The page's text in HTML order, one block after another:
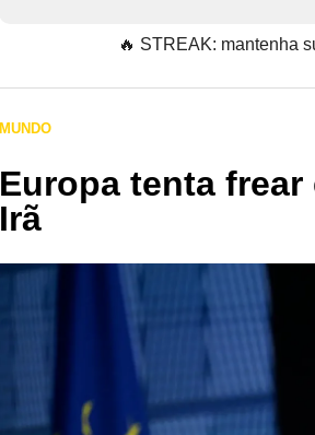
🔥 STREAK: mantenha
MUNDO
Europa tenta
Irã